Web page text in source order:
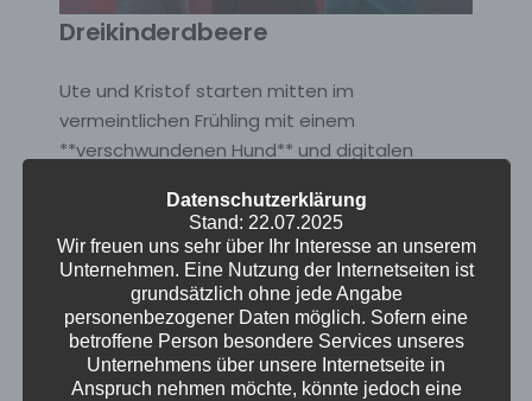
Dreikinderdbeere
Ute und Kristof starten mitten im
vermeintlichen Frühling mit einem
**verschwundenen Hund** und digitalen
Podcasts. Ute präsentiert ihr indisches
Wohnzimmer im 80er-Jahre-Stil, während
Kristof über die Attraktivität von Männern und
eine Supermutti-Blasentang-Pflanze aus der
Ostsee philosophiert. Nach einem kleinen Quiz
über psychische Erkrankungen geht es um
Frühlingsgefühle, die Ute mit einer
Datenschutzerklärung
Stand: 22.07.2025
Wir freuen uns sehr über Ihr Interesse an unserem
Unternehmen. Eine Nutzung der Internetseiten ist
grundsätzlich ohne jede Angabe
personenbezogener Daten möglich. Sofern eine
betroffene Person besondere Services unseres
Unternehmens über unsere Internetseite in
Anspruch nehmen möchte, könnte jedoch eine